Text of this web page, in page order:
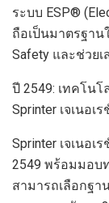
ระบบ ESP®
ถือเป็นมาตรฐา
Safety และช่วย
ปี 2549: เทคโนโ
Sprinter เจเนอเ
Sprinter เจเนอเ
2549 พร้อมมอบ
สามารถเลือกฐา